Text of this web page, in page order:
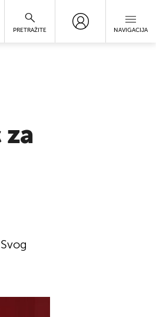
PRETRAŽITE NAVIGACIJA
za